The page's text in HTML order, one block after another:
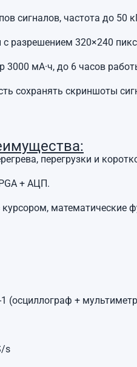
сигналов, частота до 50
разрешением 320×240
мА·ч, до 6 часов
сохранять скриншоты
перегрузки и
+ АЦП.
математические
(осциллограф +
s